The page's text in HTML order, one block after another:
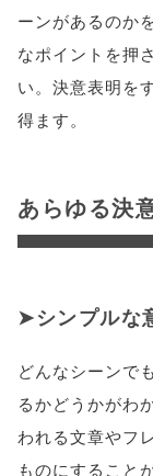
ーンがあるのか
なポイントを押
い。決意表明を
得ます。
あらゆる決
シンプルな
どんなシーンで
るかどうかがわ
われる文章やフ
ものにすること